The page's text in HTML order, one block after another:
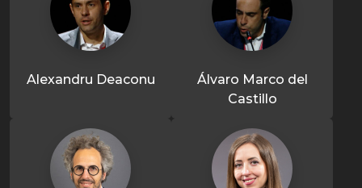
Alexandru Deaconu
Álvaro Marco del
Castillo